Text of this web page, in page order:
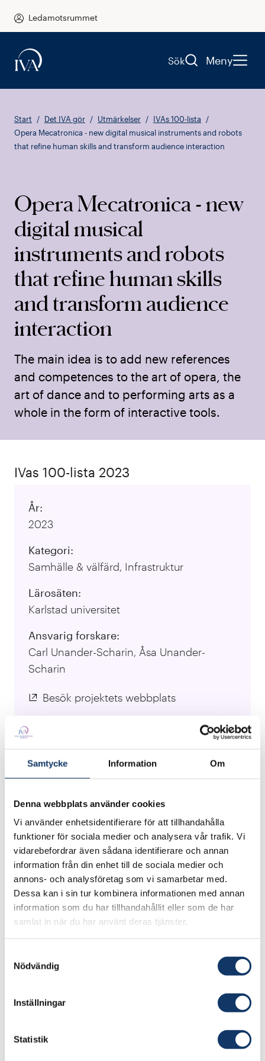
Samtycke Information Om
Denna webbplats använder cookies
Vi använder enhetsidentifierare för att tillhandahålla
funktioner för sociala medier och analysera vår trafik. Vi
vidarebefordrar även sådana identifierare och annan
information från din enhet till de sociala medier och
annons- och analysföretag som vi samarbetar med.
Dessa kan i sin tur kombinera informationen med annan
information som du har tillhandahållit eller som de har
samlat in när du har använt deras tjänster.
Nödvändig
Inställningar
Statistik
Ledamotsrummet
Sök Meny
Start Det IVA gör Utmärkelser
IVAs 100-lista
Opera Mecatronica - new digital musical instruments and robots
that refine human skills and transform audience interaction
Opera Mecatronica - new
digital musical
instruments and robots
that refine human skills
and transform audience
interaction
The main idea is to add new references
and competences to the art of opera, the
art of dance and to performing arts as a
whole in the form of interactive tools.
IVas 100-lista 2023
År:
2023
Kategori:
Samhälle & välfärd, Infrastruktur
Lärosäten:
Karlstad universitet
Ansvarig forskare:
Carl Unander-Scharin, Åsa Unander-
Scharin
Besök projektets webbplats
Opera Mecatronica - Åsa and Carl Unander-
Scharin - create new digital instruments and
robots for performing arts. The main idea is to
of opera, the art of dance and to performing
arts as a whole in the form of interactive tools.
These tools and instruments (e. g. The Vocal
Chorder, Robocygne, The Throat, The Charged
Room and The Virtual Viola da Gamba -
www.operamecatronica.com) reshape musical
and scenic competences and offer artists as
Artist and audience interact with the artifacts
and thereby new interfacing is possible. The
digital instruments and robots have reached a
productions. Our artifacts are being developed